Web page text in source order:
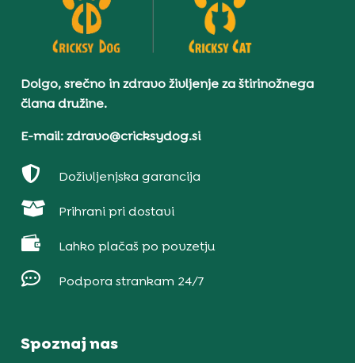
Dolgo, srečno in zdravo življenje za štirinožnega
člana družine.
E-mail: zdravo@cricksydog.si
 Doživljenjska garancija
 Prihrani pri dostavi
 Lahko plačaš po povzetju
 Podpora strankam 24/7
Spoznaj nas